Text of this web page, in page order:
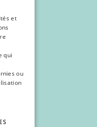
et
qui
ou